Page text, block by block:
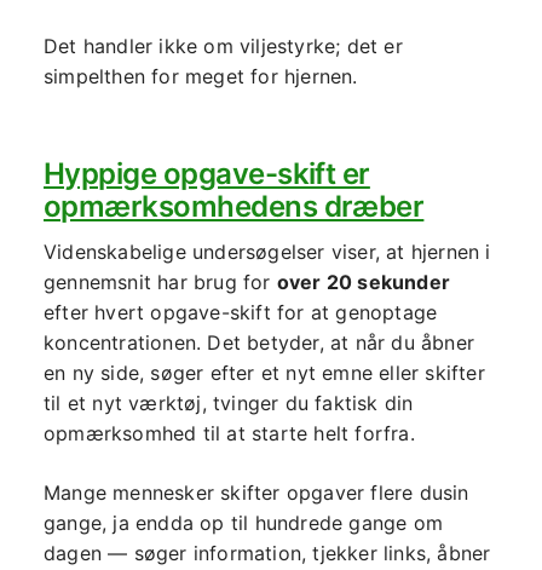
Det handler ikke om viljestyrke; det er
simpelthen for meget for hjernen.
Hyppige opgave-skift er
opmærksomhedens dræber
Videnskabelige undersøgelser viser, at hjernen i
gennemsnit har brug for over 20 sekunder
efter hvert opgave-skift for at genoptage
koncentrationen. Det betyder, at når du åbner
en ny side, søger efter et nyt emne eller skifter
til et nyt værktøj, tvinger du faktisk din
opmærksomhed til at starte helt forfra.
Mange mennesker skifter opgaver flere dusin
gange, ja endda op til hundrede gange om
dagen — søger information, tjekker links, åbner